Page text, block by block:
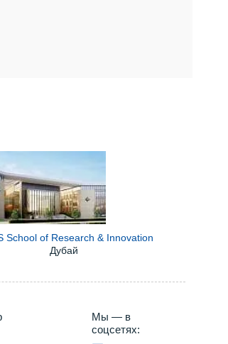
School of Research & Innovation
Дубай
Мы — в
соцсетях: